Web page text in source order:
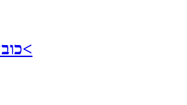
כובע עליונית לזאב<